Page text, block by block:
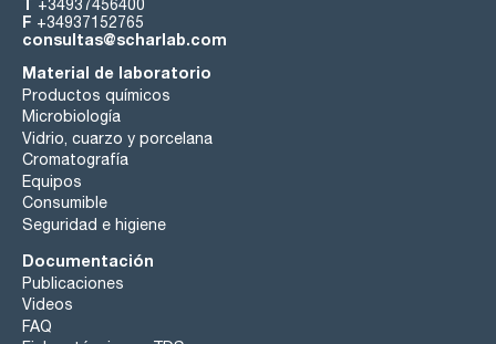
T +34937456400
F +34937152765
consultas@scharlab.com
Material de laboratorio
Productos químicos
Microbiología
Vidrio, cuarzo y porcelana
Cromatografía
Equipos
Consumible
Seguridad e higiene
Documentación
Publicaciones
Videos
FAQ